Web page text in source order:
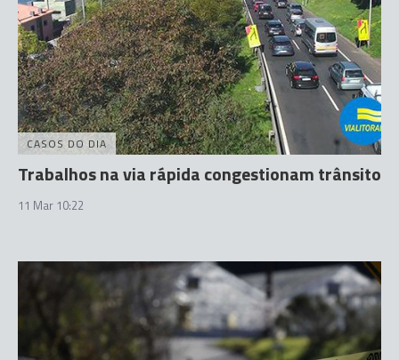
CASOS DO DIA
Trabalhos na via rápida congestionam trânsito
11 Mar 10:22